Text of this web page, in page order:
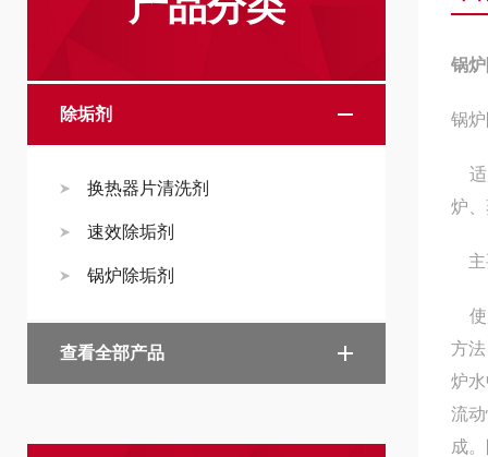
除垢剂
换热器片清洗剂
速效除垢剂
锅炉除垢剂
查看全部产品
锅
锅
适
炉
主
使
方
炉
流
成